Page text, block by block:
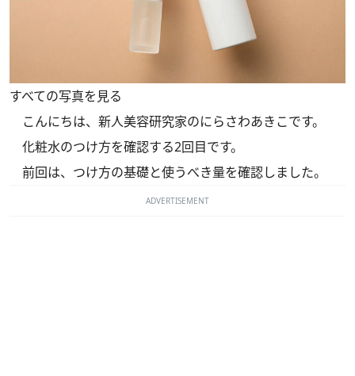
すべての写真を見る
こんにちは、新人美容研究家のにらさわあきこです。
化粧水のつけ方を確認する2回目です。
前回は、つけ方の基礎と使うべき量を確認しました。
ADVERTISEMENT